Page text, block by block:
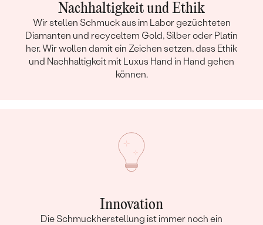
Nachhaltigkeit und Ethik
Wir stellen Schmuck aus im Labor gezüchteten
Diamanten und recyceltem Gold, Silber oder Platin
her. Wir wollen damit ein Zeichen setzen, dass Ethik
und Nachhaltigkeit mit Luxus Hand in Hand gehen
können.
Innovation
Die Schmuckherstellung ist immer noch ein